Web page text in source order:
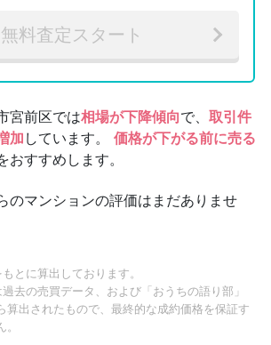
無料査定スタート
宮前区では相場が下降傾向で、 取引件
加 しています。
価格が下がる前に売る
おすすめします。
のマンションの評価はまだありませ
とに算出しております。
去の売買データ、および「おうちの語り部」
算出されたもので、最終的な成約価格を保証す